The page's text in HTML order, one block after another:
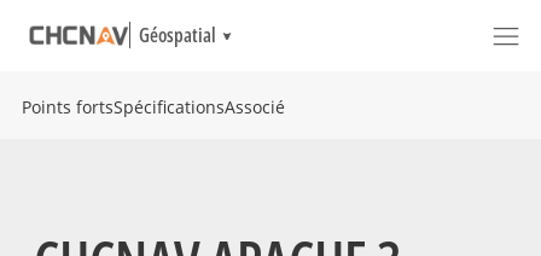
Géospatial
Points fortsSpécificationsAssocié